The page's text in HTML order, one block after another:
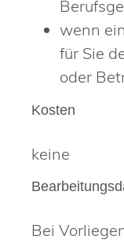
wenn
für Sie
oder
Kosten
keine
Bei